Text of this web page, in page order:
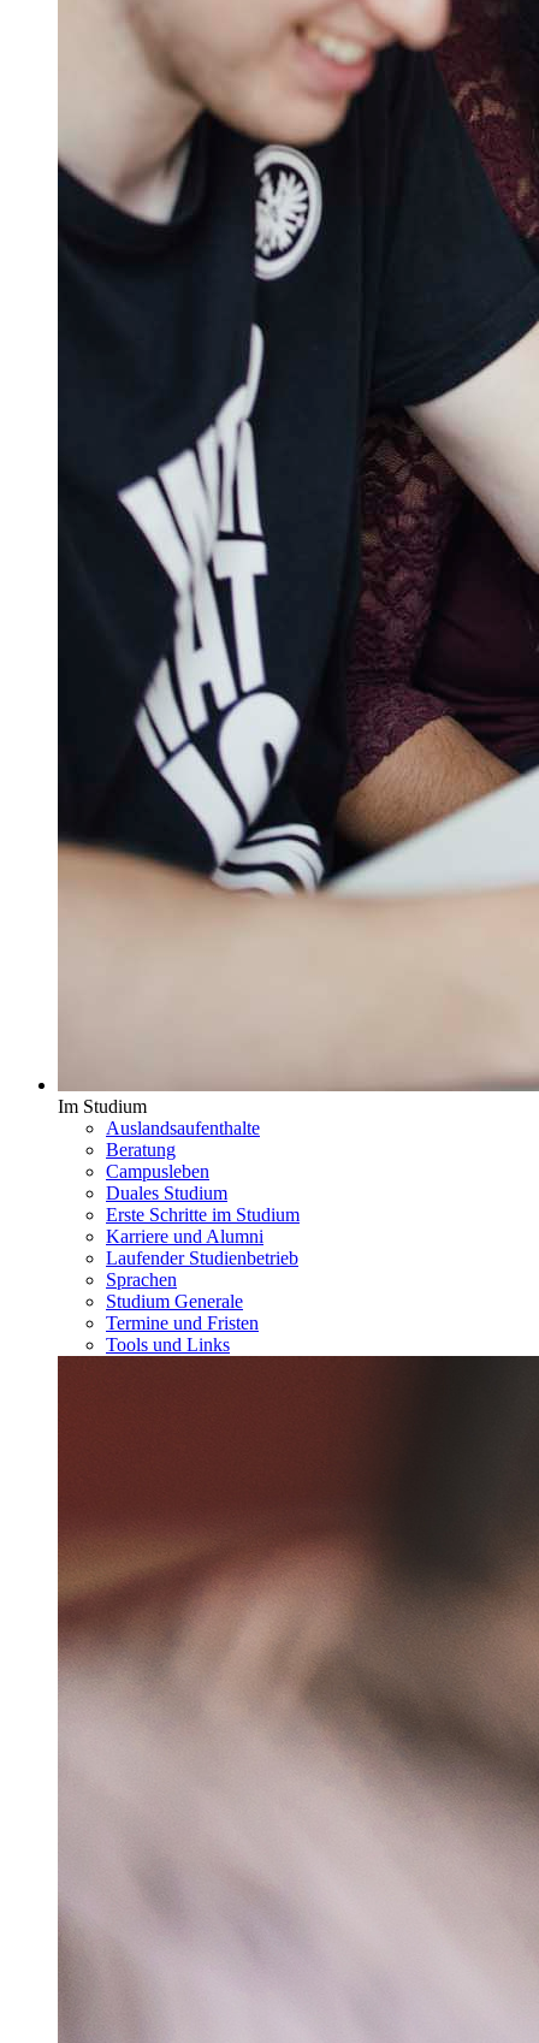
Im Studium
Auslandsaufenthalte
Beratung
Campusleben
Duales Studium
Erste Schritte im Studium
Karriere und Alumni
Laufender Studienbetrieb
Sprachen
Studium Generale
Termine und Fristen
Tools und Links